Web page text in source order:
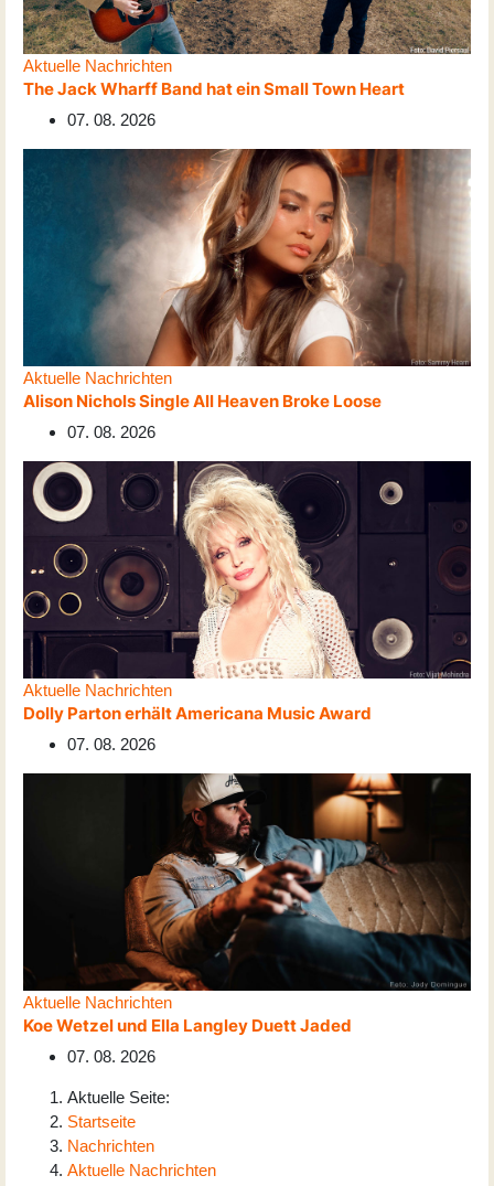
Aktuelle Nachrichten
The Jack Wharff Band hat ein Small Town Heart
07. 08. 2026
Aktuelle Nachrichten
Alison Nichols Single All Heaven Broke Loose
07. 08. 2026
Aktuelle Nachrichten
Dolly Parton erhält Americana Music Award
07. 08. 2026
Aktuelle Nachrichten
Koe Wetzel und Ella Langley Duett Jaded
07. 08. 2026
Aktuelle Seite:
Startseite
Nachrichten
Aktuelle Nachrichten